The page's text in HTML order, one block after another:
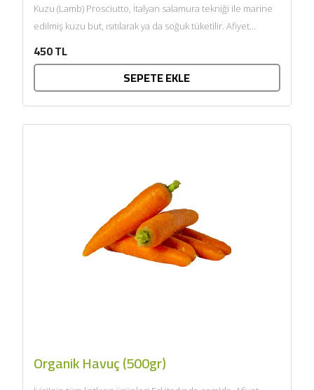
Kuzu (Lamb) Prosciutto, İtalyan salamura tekniği ile marine
edilmiş kuzu but, ısıtılarak ya da soğuk tüketilir. Afiyet
450 TL
SEPETE EKLE
Organik Havuç (500gr)